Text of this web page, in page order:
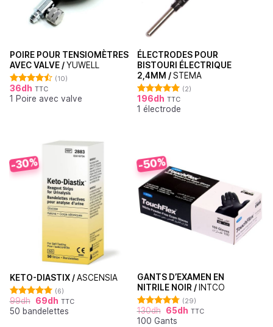
POIRE POUR TENSIOMÈTRES
AVEC VALVE /YUWELL
Note4.50
sur 5
(10)
36dh TTC
1 Poire avec valve
ÉLECTRODES POUR
BISTOURI ÉLECTRIQUE
2,4MM /STEMA
Note5.00
sur 5
(2)
196dh TTC
1 électrode
-30%
KETO-DIASTIX /ASCENSIA
Note5.00
sur 5
(6)
99dh 69dh TTC
50 bandelettes
-50%
GANTS D’EXAMEN EN
NITRILE NOIR / INTCO
Note4.76
sur 5
(29)
130dh 65dh TTC
100 Gants